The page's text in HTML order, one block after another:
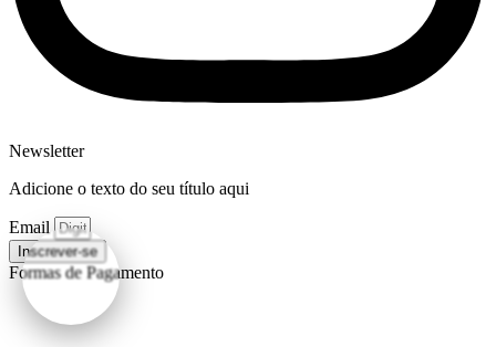
Newsletter
Adicione o texto do seu título aqui
Email
Inscrever-se
Formas de Pagamento